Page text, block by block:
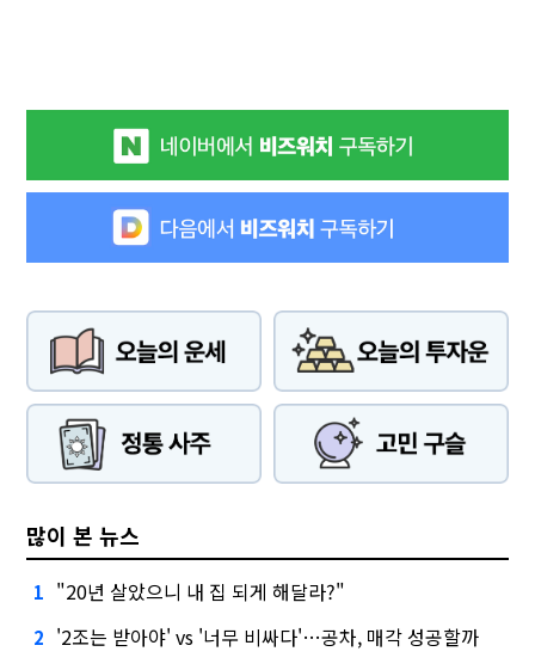
많이 본 뉴스
1 "20년 살았으니 내 집 되게 해달라?"
2 '2조는 받아야' vs '너무 비싸다'…공차, 매각 성공할까